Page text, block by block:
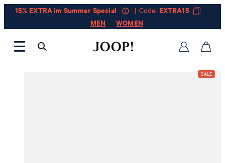
15% EXTRA im Summer Special | Code: EXTRA15
MEN
WOMEN